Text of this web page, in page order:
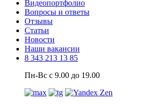
Видеопортфолио
Вопросы и ответы
Отзывы
Статьи
Новости
Наши вакансии
8 343 213 13 85
Пн-Вс с 9.00 до 19.00